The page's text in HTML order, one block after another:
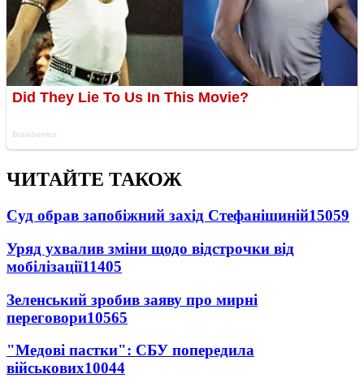
ЧИТАЙТЕ ТАКОЖ
Суд обрав запобіжний захід Стефанішиній15059
Уряд ухвалив зміни щодо відстрочки від
мобілізації11405
Зеленський зробив заяву про мирні
переговори10565
"Медові пастки": СБУ попередила
військових10044